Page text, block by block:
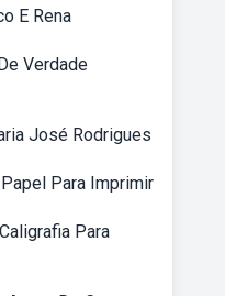
E Rena
Verdade
José Rodrigues
Para Imprimir
Para